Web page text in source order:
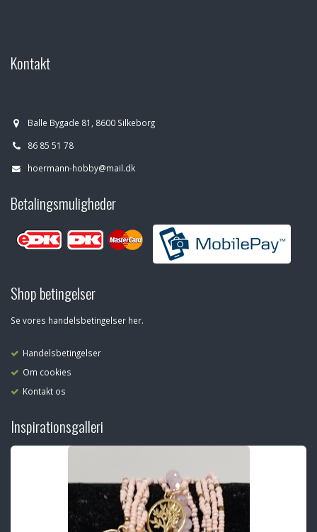
Kontakt
Balle Bygade 81, 8600 Silkeborg
86 85 51 78
hoermann-hobby@mail.dk
Betalingsmuligheder
Shop betingelser
Se vores handelsbetingelser her.
Handelsbetingelser
Om cookies
Kontakt os
Inspirationsgalleri